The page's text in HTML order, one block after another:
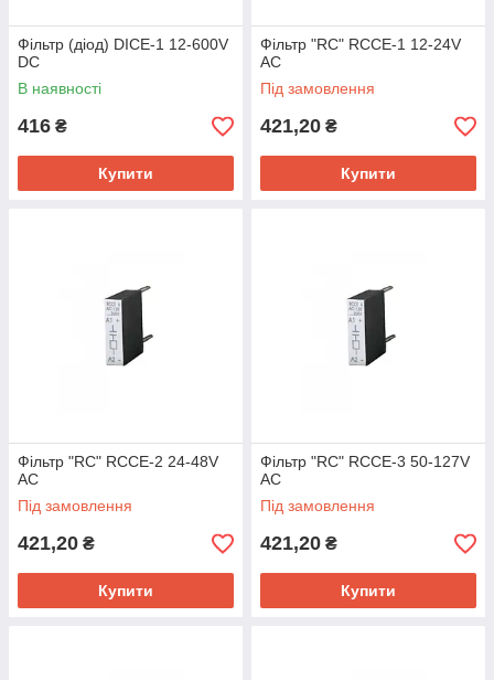
Фільтр (діод) DICE-1 12-600V
DC
В наявності
416 ₴
Купити
Фільтр "RC" RCCE-1 12-24V
AC
Під замовлення
421,20 ₴
Купити
Фільтр "RC" RCCE-2 24-48V
AC
Під замовлення
421,20 ₴
Купити
Фільтр "RC" RCCE-3 50-127V
AC
Під замовлення
421,20 ₴
Купити